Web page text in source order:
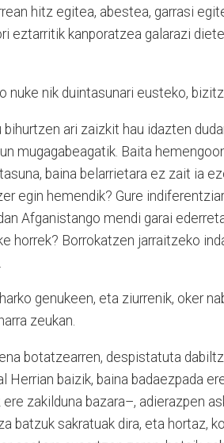
hitz egitea, abestea, garrasi
eztarritik kanporatzea galarazi
nuke nik duintasunari eusteko,
ari zaizkit hau idazten
mugagabeagatik. Baita
baina belarrietara ez zait ia
egin hemendik? Gure
Afganistango mendi garai
horrek? Borrokatzen jarraitzeko
genukeen, eta ziurrenik, oker
zeukan.
botatzearren, despistatuta
Herrian baizik, baina badaezpada
zakilduna bazara–, adierazpen
batzuk sakratuak dira, eta hortaz,